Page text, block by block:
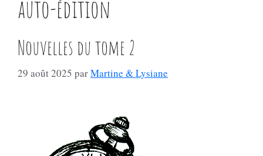
auto-édition
Nouvelles du tome 2
29 août 2025 parMartine & Lysiane